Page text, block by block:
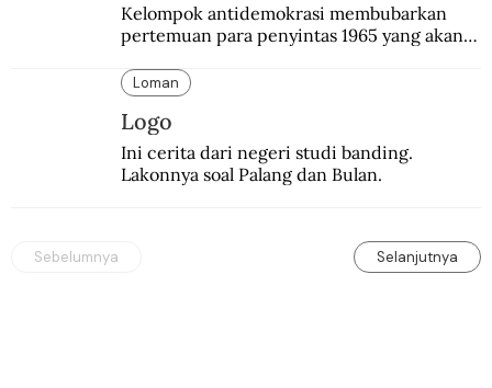
Kelompok antidemokrasi membubarkan
pertemuan para penyintas 1965 yang akan
diselenggarakan pemerintah.
Loman
Logo
Ini cerita dari negeri studi banding.
Lakonnya soal Palang dan Bulan.
Sebelumnya Selanjutnya